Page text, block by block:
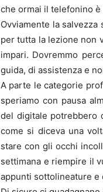
che ormai il telefonino
Ovviamente la
per tutta la lezione non
impari. Dovremmo
guida, di assistenza e
A parte le categorie
speriamo con pausa
del digitale potrebbero
come si diceva una
stare con gli occhi
settimana e riempire il
appunti sottolineature e